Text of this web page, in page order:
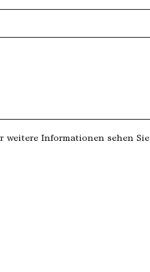
weitere Informationen sehen Sie